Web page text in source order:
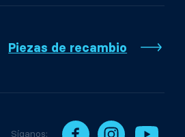
Piezas de recambio
Síganos: